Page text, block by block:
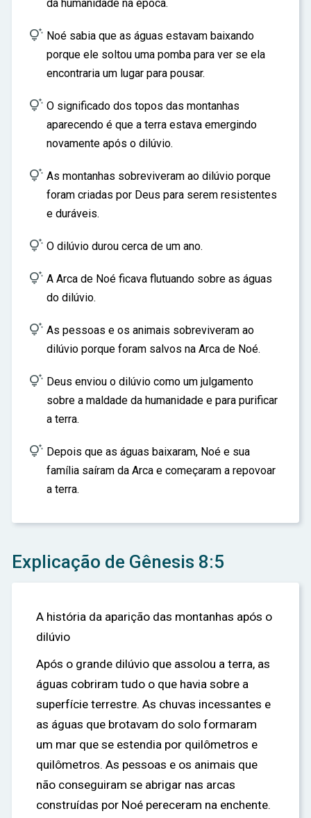
da humanidade na época.
 Noé sabia que as águas estavam baixando
porque ele soltou uma pomba para ver se ela
encontraria um lugar para pousar.
 O significado dos topos das montanhas
aparecendo é que a terra estava emergindo
novamente após o dilúvio.
 As montanhas sobreviveram ao dilúvio porque
foram criadas por Deus para serem resistentes
e duráveis.
 O dilúvio durou cerca de um ano.
 A Arca de Noé ficava flutuando sobre as águas
do dilúvio.
 As pessoas e os animais sobreviveram ao
dilúvio porque foram salvos na Arca de Noé.
 Deus enviou o dilúvio como um julgamento
sobre a maldade da humanidade e para purificar
a terra.
 Depois que as águas baixaram, Noé e sua
família saíram da Arca e começaram a repovoar
a terra.
Explicação de Gênesis 8:5
A história da aparição das montanhas após o
dilúvio
Após o grande dilúvio que assolou a terra, as
águas cobriram tudo o que havia sobre a
superfície terrestre. As chuvas incessantes e
as águas que brotavam do solo formaram
um mar que se estendia por quilômetros e
quilômetros. As pessoas e os animais que
não conseguiram se abrigar nas arcas
construídas por Noé pereceram na enchente.